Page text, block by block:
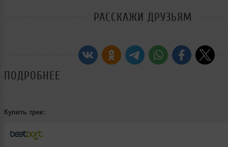
РАССКАЖИ ДРУЗЬЯМ
ПОДРОБНЕЕ
Купить трек: